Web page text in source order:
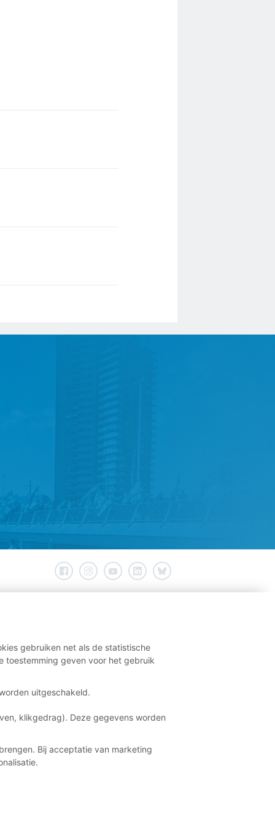
gebruiken net als de statistische
toestemming geven voor het gebruik
uitgeschakeld.
klikgedrag). Deze gegevens worden
Bij acceptatie van marketing